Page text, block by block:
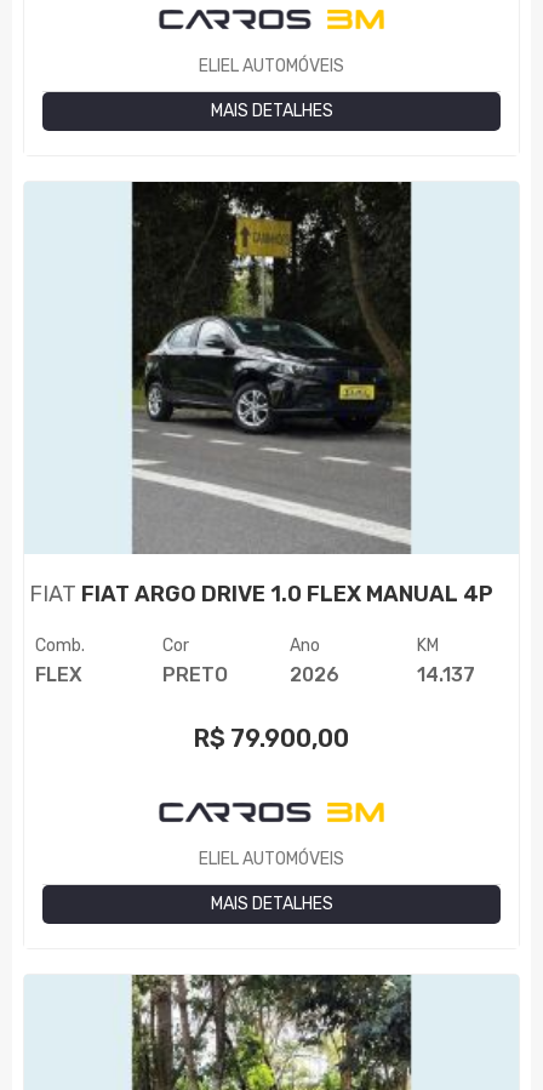
ELIEL AUTOMÓVEIS
MAIS DETALHES
FIAT FIAT ARGO DRIVE 1.0 FLEX MANUAL 4P
Comb.
FLEX
Cor
PRETO
Ano
2026
KM
14.137
R$ 79.900,00
ELIEL AUTOMÓVEIS
MAIS DETALHES